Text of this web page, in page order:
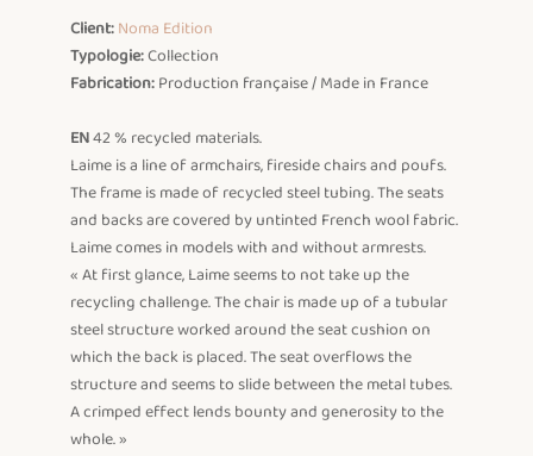
Client:Noma Edition
Typologie:
Fabrication: Production française / Made in France
EN 42 % recycled materials.
Laime is a line of armchairs, fireside chairs and poufs.
The frame is made of recycled steel tubing. The seats
and backs are covered by untinted French wool fabric.
Laime comes in models with and without armrests.
« At first glance, Laime seems to not take up the
recycling challenge. The chair is made up of a tubular
steel structure worked around the seat cushion on
which the back is placed. The seat overflows the
structure and seems to slide between the metal tubes.
A crimped effect lends bounty and generosity to the
whole. »